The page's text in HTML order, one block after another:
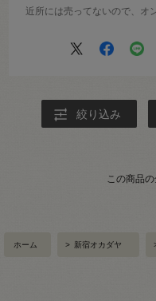
近所には売ってないので、オ
絞り込み
この商品
ホーム > 新宿オカダヤ